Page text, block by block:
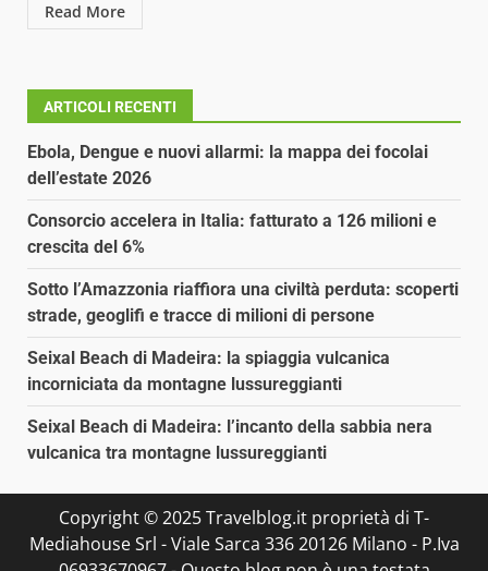
Read More
ARTICOLI RECENTI
Ebola, Dengue e nuovi allarmi: la mappa dei focolai
dell’estate 2026
Consorcio accelera in Italia: fatturato a 126 milioni e
crescita del 6%
Sotto l’Amazzonia riaffiora una civiltà perduta: scoperti
strade, geoglifi e tracce di milioni di persone
Seixal Beach di Madeira: la spiaggia vulcanica
incorniciata da montagne lussureggianti
Seixal Beach di Madeira: l’incanto della sabbia nera
vulcanica tra montagne lussureggianti
Copyright © 2025 Travelblog.it proprietà di T-
Mediahouse Srl - Viale Sarca 336 20126 Milano - P.Iva